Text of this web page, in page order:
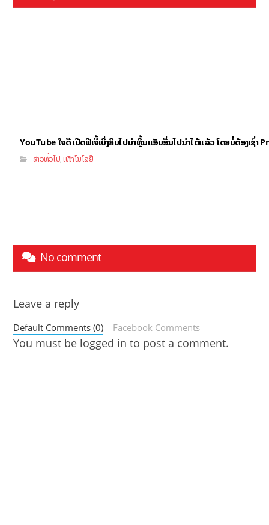
YouTube ໃຈດີ ເປີດຟີເຈີ້ເບິ່ງຄິບໄປນຳຫຼິ້ນແອັບອື່ນໄປນຳໄດ້ແລ້ວ ໂດຍບໍ່ຕ້ອງເຊົ່າ
ຂ່າວທົ່ວໄປ ,ເທັກໂນໂລຢີ
No comment
Leave a reply
Default Comments (0) Facebook Comments
You must be logged in to post a comment.